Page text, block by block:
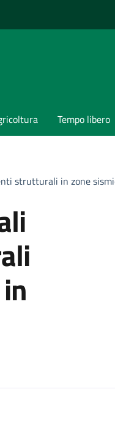
Tempo libero
strutturali in zone